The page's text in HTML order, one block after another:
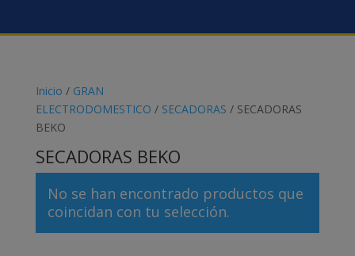
Inicio / GRAN
ELECTRODOMESTICO / SECADORAS / SECADORAS
BEKO
SECADORAS BEKO
No se han encontrado productos que
coincidan con tu selección.